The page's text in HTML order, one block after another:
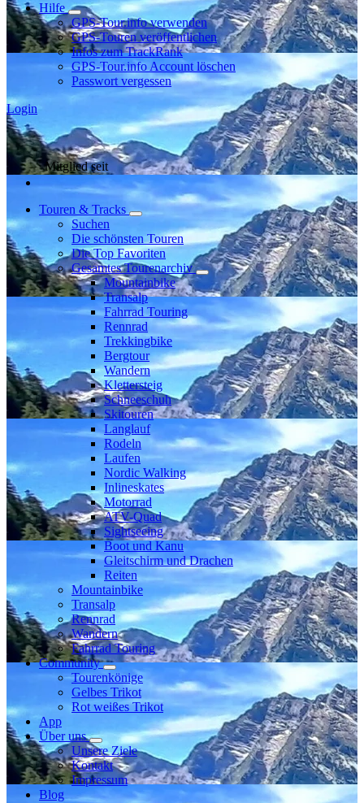
Hilfe
GPS-Tour.info verwenden
GPS-Touren veröffentlichen
Infos zum TrackRank
GPS-Tour.info Account löschen
Passwort vergessen
Login
Mitglied seit
Touren & Tracks
Suchen
Die schönsten Touren
Die Top Favoriten
Gesamtes Tourenarchiv
Mountainbike
Transalp
Fahrrad Touring
Rennrad
Trekkingbike
Bergtour
Wandern
Klettersteig
Schneeschuh
Skitouren
Langlauf
Rodeln
Laufen
Nordic Walking
Inlineskates
Motorrad
ATV-Quad
Sightseeing
Boot und Kanu
Gleitschirm und Drachen
Reiten
Mountainbike
Transalp
Rennrad
Wandern
Fahrrad Touring
Community
Tourenkönige
Gelbes Trikot
Rot weißes Trikot
App
Über uns
Unsere Ziele
Kontakt
Impressum
Blog